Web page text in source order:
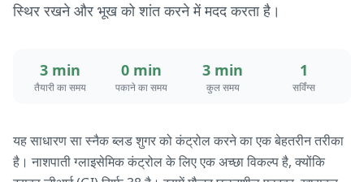
स्थिर रखने और भूख को शांत करने में मदद करता है।
3 min
तैयारी का समय
0 min
पकाने का समय
3 min
कुल समय
1
सर्विंग्स
यह साधारण सा स्नैक ब्लड शुगर को कंट्रोल करने का एक बेहतरीन तरीका
है। नाशपाती ग्लाइसेमिक कंट्रोल के लिए एक अच्छा विकल्प है, क्योंकि